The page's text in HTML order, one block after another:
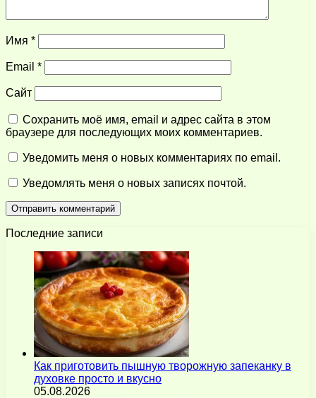
Имя *
Email *
Сайт
Сохранить моё имя, email и адрес сайта в этом
браузере для последующих моих комментариев.
Уведомить меня о новых комментариях по email.
Уведомлять меня о новых записях почтой.
Последние записи
Как приготовить пышную творожную запеканку в
духовке просто и вкусно
05.08.2026